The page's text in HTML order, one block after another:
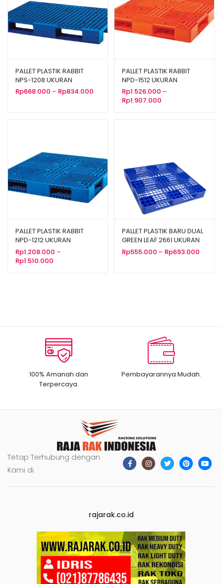
PALLET PLASTIK RABBIT
NPS-1208 UKURAN
120x80x13,2 CM
Rp668.000 – Rp834.000
PALLET PLASTIK RABBIT
NPD-1512 UKURAN
150x120x15 CM
Rp1.526.000 –
Rp1.907.000
PALLET PLASTIK RABBIT
NPD-1212 UKURAN
120x120x15 CM
Rp1.208.000 –
Rp1.510.000
PALLET PLASTIK BARU DUAL
GREEN LEAF 2661 UKURAN
110x110x14 CM
Rp555.000 – Rp693.000
100% Amanah dan
Terpercaya.
Pembayarannya Mudah.
Tetap Terhubung dengan
Kami di
rajarak.co.id